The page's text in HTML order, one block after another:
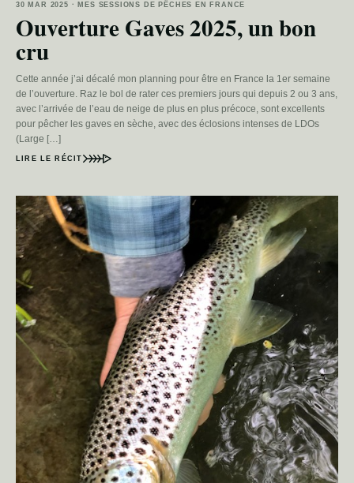
30 MAR 2025 · MES SESSIONS DE PÊCHES EN FRANCE
Ouverture Gaves 2025, un bon
cru
Cette année j’ai décalé mon planning pour être en France la 1er semaine
de l’ouverture. Raz le bol de rater ces premiers jours qui depuis 2 ou 3 ans,
avec l’arrivée de l’eau de neige de plus en plus précoce, sont excellents
pour pêcher les gaves en sèche, avec des éclosions intenses de LDOs
(Large […]
LIRE LE RÉCIT